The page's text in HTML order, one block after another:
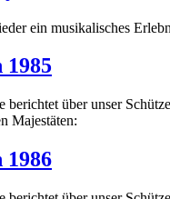
ein musikalisches
1985
berichtet über unser
Majestäten:
1986